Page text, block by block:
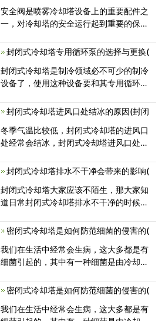
安全阀是喷雾冷却塔设备上的重要配件之
一，对冷却塔的安全运行起到重要的保护
的压力范围，每一种安全阀都有一定的压
封闭式冷却塔专用循环泵的选择与更换(
封闭式冷却塔是制冷领域必不可少的制冷
设备了，使用这种设备要和其专用循环泵
封闭式冷却塔进风口处结冰的原因(封闭
冬季气温比较低，封闭式冷却塔的进风口
处经常会结冰，封闭式冷却塔进风口处结
封闭式冷却塔排水不干净会带来的影响(
封闭式冷却塔大家应该不陌生，那大家知
道日常封闭式冷却塔排水不干净的时候会
密闭式冷却塔是如何防范细菌的侵害的(
我们在生活中经常会生病，这大多都是有
细菌引起的，其中有一种细菌是由冷却塔
密闭式冷却塔是如何防范细菌的侵害的(
我们在生活中经常会生病，这大多都是有